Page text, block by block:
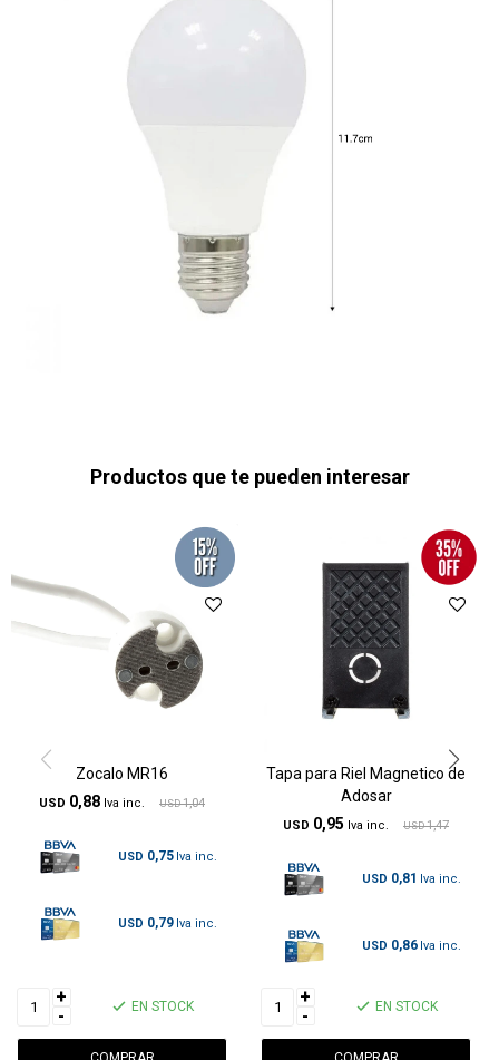
Productos que te pueden interesar
Zocalo MR16
USD 0,88 USD 1,04
USD 0,75
USD 0,79
+
-
EN STOCK
Tapa para Riel Magnetico de
Adosar
USD 0,95 USD 1,47
USD 0,81
USD 0,86
+
-
EN STOCK